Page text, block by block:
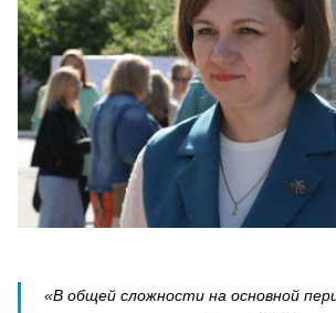
«В общей сложности на основной